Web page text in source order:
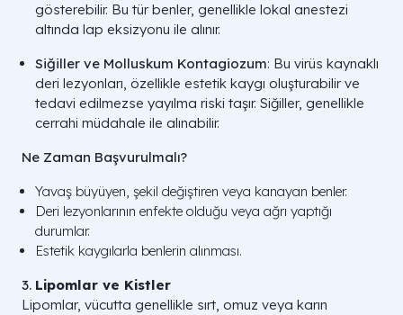
gösterebilir. Bu tür benler, genellikle lokal anestezi
altında lap eksizyonu ile alınır.
Siğiller ve Molluskum Kontagiozum: Bu virüs kaynaklı
deri lezyonları, özellikle estetik kaygı oluşturabilir ve
tedavi edilmezse yayılma riski taşır. Siğiller, genellikle
cerrahi müdahale ile alınabilir.
Ne Zaman Başvurulmalı?
Yavaş büyüyen, şekil değiştiren veya kanayan benler.
Deri lezyonlarının enfekte olduğu veya ağrı yaptığı
durumlar.
Estetik kaygılarla benlerin alınması.
3. Lipomlar ve Kistler
Lipomlar, vücutta genellikle sırt, omuz veya karın